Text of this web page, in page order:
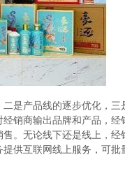
是产品线的逐步优化，
销商输出品牌和产品，
。无论线下还是线上，
供互联网线上服务，可